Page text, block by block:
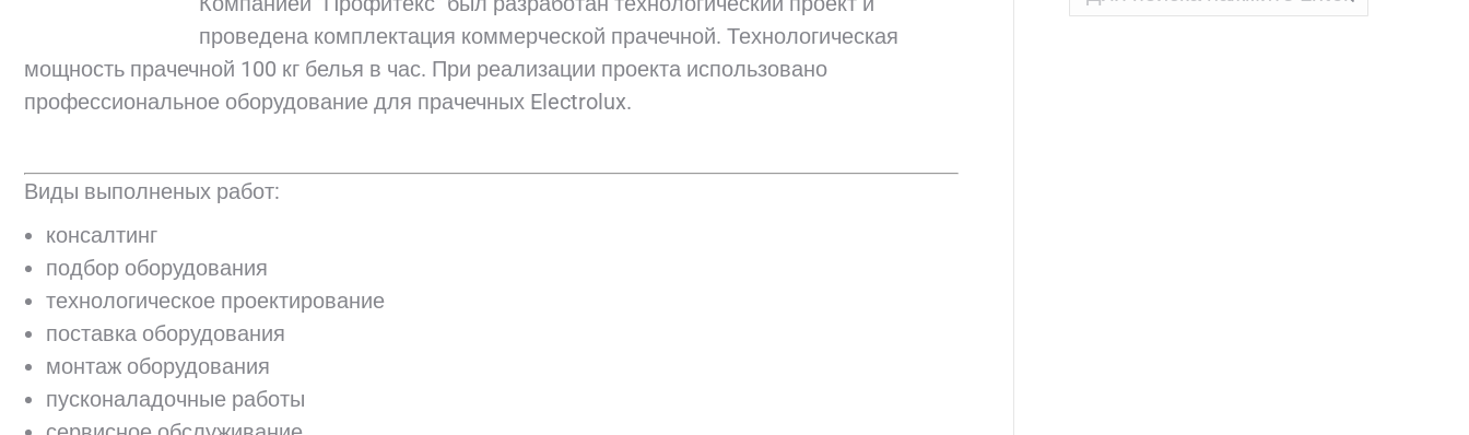
проведена комплектация коммерческой прачечной. Технологическая
мощность прачечной 100 кг белья в час. При реализации проекта использовано
профессиональное оборудование для прачечных Electrolux.
Виды выполненых работ:
консалтинг
подбор оборудования
технологическое проектирование
поставка оборудования
монтаж оборудования
пусконаладочные работы